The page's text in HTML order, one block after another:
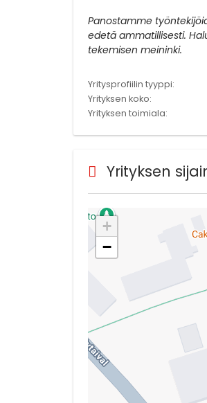
Panostamme
edetä ammatillisesti.
tekemisen meininki.
Yritysprofiilin tyyppi:
Yrityksen koko:
Yrityksen toimiala:
Yrityksen
+
−